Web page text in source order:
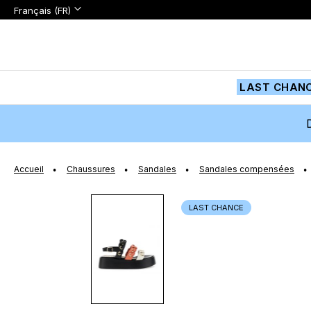
Langue
Langue:
Français (FR)
LAST
Accueil Chaussures Sandales Sandales compensées
fin
de
galerie
LAST CHANCE